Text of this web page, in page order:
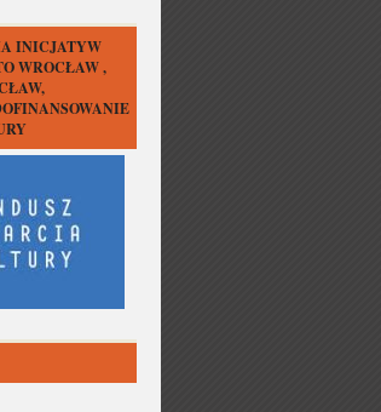
INICJATYW
WROCŁAW ,